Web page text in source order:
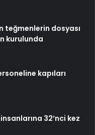
teğmenlerin dosyası
kurulunda
kapıları
32’nci kez